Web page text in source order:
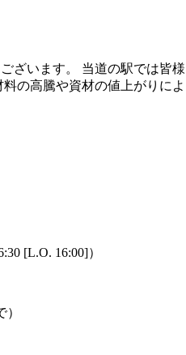
ざいます。 当道の駅では皆
の高騰や資材の値上がり
[L.O. 16:00]）